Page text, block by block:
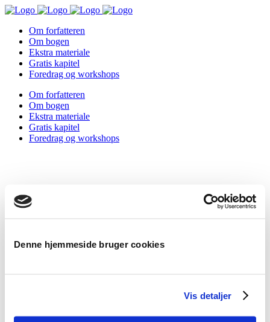
Denne hjemmeside bruger cookies
Vis detaljer
Om forfatteren
Om bogen
Ekstra materiale
Gratis kapitel
Foredrag og workshops
Om forfatteren
Om bogen
Ekstra materiale
Gratis kapitel
Foredrag og workshops